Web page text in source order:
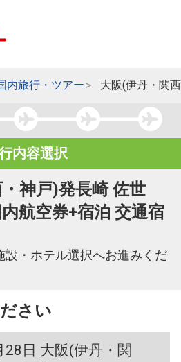
内旅行・ツアー 大阪(伊丹・関
内容選択
神戸)発長崎 佐世
航空券+宿泊 交通宿
設・ホテル選択へお進みくだ
さい
28日 大阪(伊丹・関